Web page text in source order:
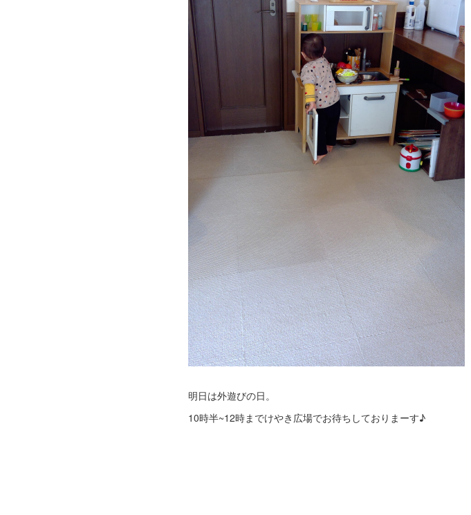
明日は外遊びの日。
10時半~12時までけやき広場でお待ちしておりまーす♪